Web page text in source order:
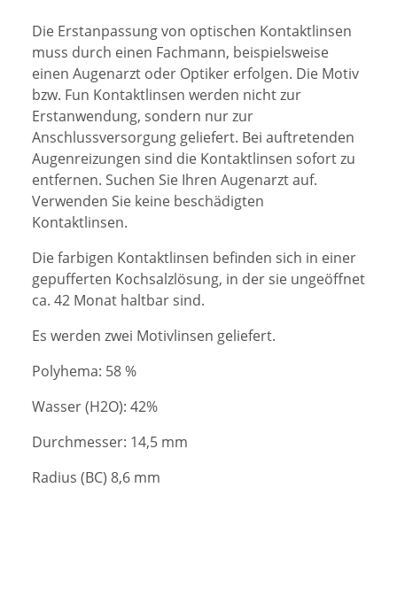
Die Erstanpassung von optischen Kontaktlinsen
muss durch einen Fachmann, beispielsweise
einen Augenarzt oder Optiker erfolgen. Die Motiv
bzw. Fun Kontaktlinsen werden nicht zur
Erstanwendung, sondern nur zur
Anschlussversorgung geliefert. Bei auftretenden
Augenreizungen sind die Kontaktlinsen sofort zu
entfernen. Suchen Sie Ihren Augenarzt auf.
Verwenden Sie keine beschädigten
Kontaktlinsen.
Die farbigen Kontaktlinsen befinden sich in einer
gepufferten Kochsalzlösung, in der sie ungeöffnet
ca. 42 Monat haltbar sind.
Es werden zwei Motivlinsen geliefert.
Polyhema: 58 %
Wasser (H2O): 42%
Durchmesser: 14,5 mm
Radius (BC) 8,6 mm